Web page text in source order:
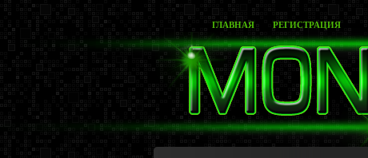
ГЛАВНАЯ РЕГИСТРАЦИЯ